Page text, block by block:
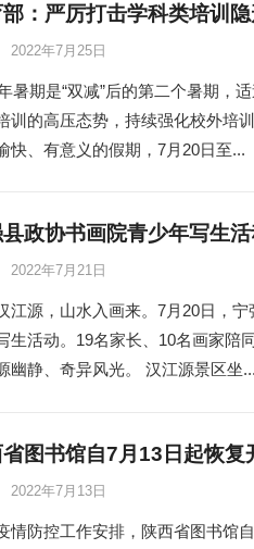
：严厉打击学科类培训
2022年7月25日
暑期是“双减”后的第二个暑期，
训的高压态势，持续强化校外培
快、有意义的假期，7月20日至...
政协书画院青少年写生
2022年7月21日
江源，山水入画来。7月20日，
生活动。19名家长、10名画家陪
幽静、奇异风光。 汉江源景区坐...
省图书馆自7月13日起恢复
2022年7月13日
情防控工作安排，陕西省图书馆